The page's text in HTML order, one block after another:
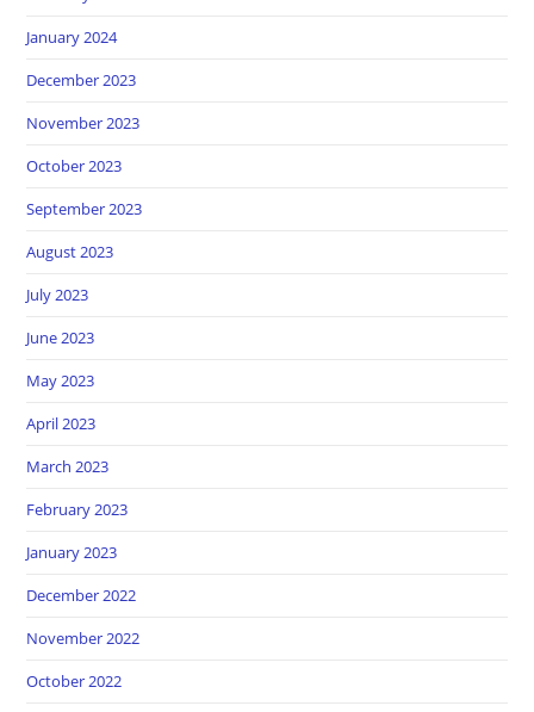
January 2024
December 2023
November 2023
October 2023
September 2023
August 2023
July 2023
June 2023
May 2023
April 2023
March 2023
February 2023
January 2023
December 2022
November 2022
October 2022